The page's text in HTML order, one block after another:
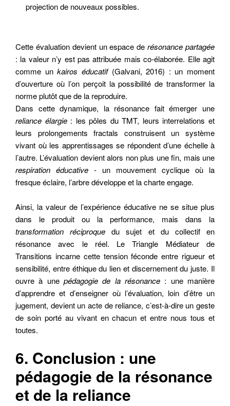
projection de nouveaux possibles.
Cette évaluation devient un espace derésonance partagée
: la valeur n’y est pas attribuée mais co-élaborée. Elle agit
comme unkairos éducatif(Galvani, 2016) : un moment
d’ouverture où l’on perçoit la possibilité de transformer la
norme plutôt que de la reproduire.
Dans cette dynamique, la résonance fait émerger une
reliance élargie: les pôles du TMT, leurs interrelations et
leurs prolongements fractals construisent un système
vivant où les apprentissages se répondent d’une échelle à
l’autre. L’évaluation devient alors non plus une fin, mais une
respiration éducative - un mouvement cyclique où la
fresque éclaire, l’arbre développe et la charte engage.
Ainsi, la valeur de l’expérience éducative ne se situe plus
dans le produit ou la performance, mais dans la
transformation réciproque du sujet et du collectif en
résonance avec le réel. Le Triangle Médiateur de
Transitions incarne cette tension féconde entre rigueur et
sensibilité, entre éthique du lien et discernement du juste. Il
ouvre à une pédagogie de la résonance : une manière
d’apprendre et d’enseigner où l’évaluation, loin d’être un
jugement, devient un acte de reliance, c’est-à-dire un geste
de soin porté au vivant en chacun et entre nous tous et
toutes.
6. Conclusion : une
pédagogie de la résonance
et de la reliance